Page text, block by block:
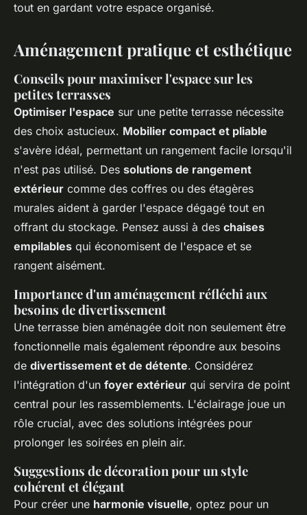
tout en gardant votre espace organisé.
Aménagement pratique et esthétique
Conseils pour maximiser l'espace sur les
petites terrasses
Optimiser l'espace sur une petite terrasse nécessite
des choix astucieux. Mobilier compact et pliable
s'avère idéal, permettant un rangement facile lorsqu'il
n'est pas utilisé. Des solutions de rangement
extérieur comme des coffres ou des étagères
murales aident à garder l'espace dégagé tout en
offrant du stockage. Pensez aussi à des chaises
empilables qui économisent de l'espace et se
rangent aisément.
Importance d'un aménagement réfléchi aux
besoins de divertissement
Une terrasse bien aménagée doit non seulement être
fonctionnelle mais également répondre aux besoins
de divertissement et de détente. Considérez
l'intégration d'un foyer extérieur qui servira de point
central pour les rassemblements. L'éclairage joue un
rôle crucial, avec des solutions intégrées pour
prolonger les soirées en plein air.
Suggestions de décoration pour un style
cohérent et élégant
Pour créer une harmonie visuelle, optez pour un